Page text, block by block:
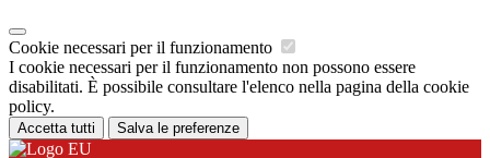
Cookie necessari per il funzionamento
I cookie necessari per il funzionamento non possono essere
disabilitati. È possibile consultare l'elenco nella pagina della cookie
policy.
Accetta tutti Salva le preferenze